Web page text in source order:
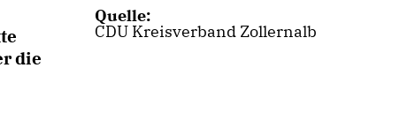
die
Quelle:
CDU Kreisverband Zollernalb